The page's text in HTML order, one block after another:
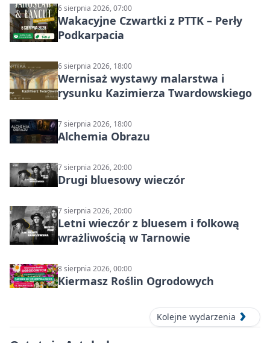
6 sierpnia 2026, 07:00
Wakacyjne Czwartki z PTTK – Perły
Podkarpacia
6 sierpnia 2026, 18:00
Wernisaż wystawy malarstwa i
rysunku Kazimierza Twardowskiego
7 sierpnia 2026, 18:00
Alchemia Obrazu
7 sierpnia 2026, 20:00
Drugi bluesowy wieczór
7 sierpnia 2026, 20:00
Letni wieczór z bluesem i folkową
wrażliwością w Tarnowie
8 sierpnia 2026, 00:00
Kiermasz Roślin Ogrodowych
Kolejne wydarzenia